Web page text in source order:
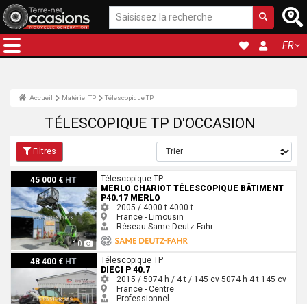
FR
Accueil Matériel TP Télescopique TP
TÉLESCOPIQUE TP D'OCCASION
Filtres
45 000 € HT
10
Merlo Chariot télescopique bâtiment P40.17 Merlo
Télescopique TP
MERLO CHARIOT TÉLESCOPIQUE BÂTIMENT
P40.17 MERLO
2005 / 4000 t 4000 t
France - Limousin
Réseau Same Deutz Fahr
48 400 € HT
Dieci P 40.7
Télescopique TP
DIECI P 40.7
2015 / 5074 h / 4 t / 145 cv 5074 h 4 t 145 cv
France - Centre
Professionnel